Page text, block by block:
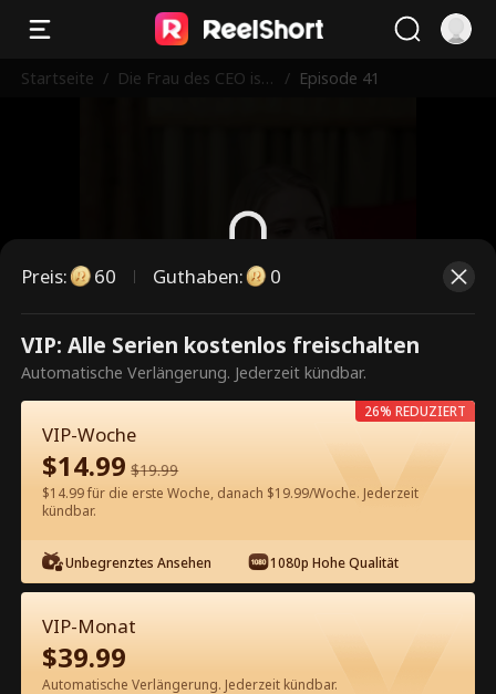
Startseite / Die Frau des CEO ist
/ Episode 41
Dies ist eine kostenpflichtige
Episode. Bitte entsperren, um
weiterzusehen.
60Jetzt entsperren
Kostenlos in der App ansehen
Preis: 60 Guthaben: 0
VIP: Alle Serien kostenlos freischalten
Automatische Verlängerung. Jederzeit kündbar.
VIP-Woche
$14.99 $19.99
$14.99 für die erste Woche, danach $19.99/Woche. Jederzeit
kündbar.
Unbegrenztes Ansehen 1080p Hohe Qualität
26% REDUZIERT
VIP-Monat
$39.99
Automatische Verlängerung. Jederzeit kündbar.